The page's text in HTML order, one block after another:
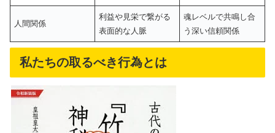
人間関係
利益や見栄で繋がる
表面的な人脈
魂レベルで共鳴し合
う深い信頼関係
私たちの取るべき行為とは